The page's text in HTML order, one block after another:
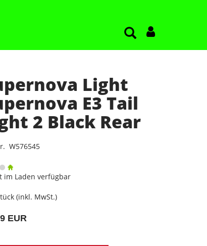
Light
E3 Tail
2 Black Rear
W576545
im Laden verfügbar
(inkl. MwSt.)
EUR